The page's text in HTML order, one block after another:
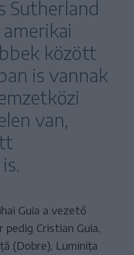
Sutherland
között
is vannak
van,
Guia a vezető
Cristian Guia,
(Dobre), Luminița